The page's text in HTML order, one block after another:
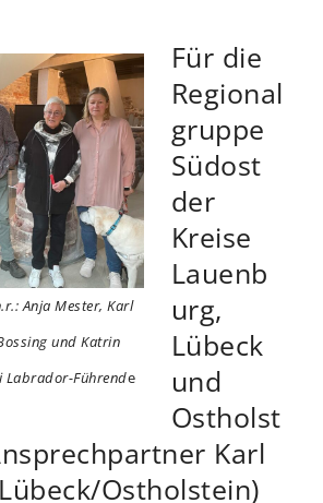
Anja Mester, Karl
und Katrin
Labrador-Führende
Für die
Regional
gruppe
Südost
der
Kreise
Lauenb
urg,
Lübeck
und
Ostholst
Karl
Ostholstein)